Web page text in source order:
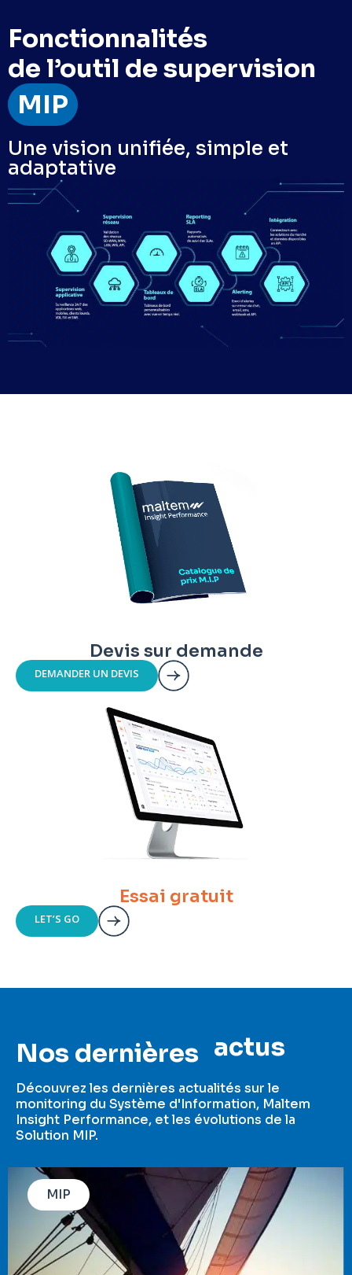
Fonctionnalités
de l’outil de supervision
MIP
Une vision unifiée, simple et
adaptative
Devis sur demande
DEMANDER UN DEVIS
Essai gratuit
LET’S GO
Nos dernières actus
Découvrez les dernières actualités sur le
monitoring du Système d'Information, Maltem
Insight Performance, et les évolutions de la
Solution MIP.
MIP